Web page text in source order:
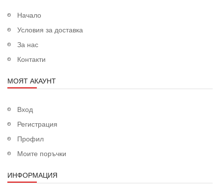
Начало
Условия за доставка
За нас
Контакти
МОЯТ АКАУНТ
Вход
Регистрация
Профил
Моите поръчки
ИНФОРМАЦИЯ